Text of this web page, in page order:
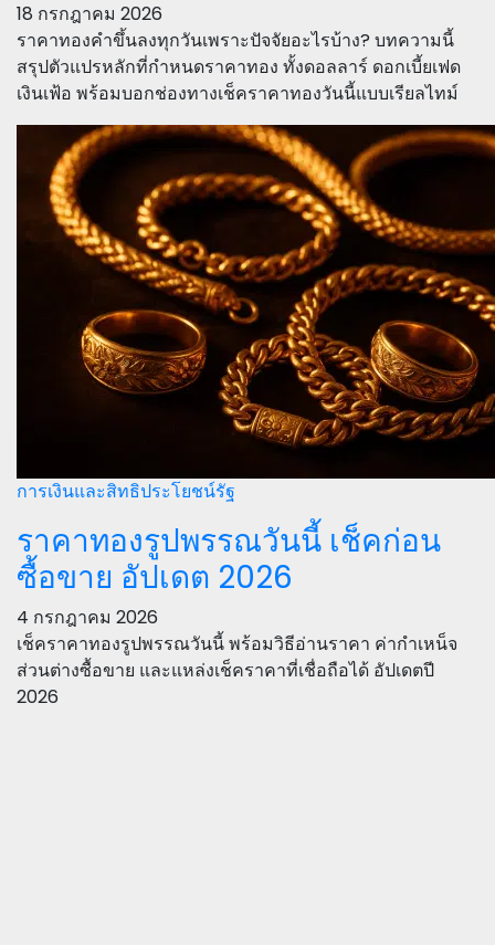
18 กรกฎาคม 2026
ราคาทองคำขึ้นลงทุกวันเพราะปัจจัยอะไรบ้าง? บทความนี้
สรุปตัวแปรหลักที่กำหนดราคาทอง ทั้งดอลลาร์ ดอกเบี้ยเฟด
เงินเฟ้อ พร้อมบอกช่องทางเช็คราคาทองวันนี้แบบเรียลไทม์
การเงินและสิทธิประโยชน์รัฐ
ราคาทองรูปพรรณวันนี้ เช็คก่อน
ซื้อขาย อัปเดต 2026
4 กรกฎาคม 2026
เช็คราคาทองรูปพรรณวันนี้ พร้อมวิธีอ่านราคา ค่ากำเหน็จ
ส่วนต่างซื้อขาย และแหล่งเช็คราคาที่เชื่อถือได้ อัปเดตปี
2026